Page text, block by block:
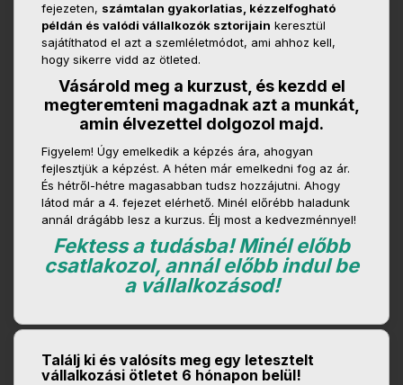
fejezeten, számtalan gyakorlatias, kézzelfogható
példán és valódi vállalkozók sztorijain keresztül
sajátíthatod el azt a szemléletmódot, ami ahhoz kell,
hogy sikerre vidd az ötleted.
Vásárold meg a kurzust, és kezdd el
megteremteni magadnak azt a munkát,
amin élvezettel dolgozol majd.
Figyelem! Úgy emelkedik a képzés ára, ahogyan
fejlesztjük a képzést. A héten már emelkedni fog az ár.
És hétről-hétre magasabban tudsz hozzájutni. Ahogy
látod már a 4. fejezet elérhető. Minél előrébb haladunk
annál drágább lesz a kurzus. Élj most a kedvezménnyel!
Fektess a tudásba! Minél előbb
csatlakozol, annál előbb indul be
a vállalkozásod!
Találj ki és valósíts meg egy letesztelt
vállalkozási ötletet 6 hónapon belül!